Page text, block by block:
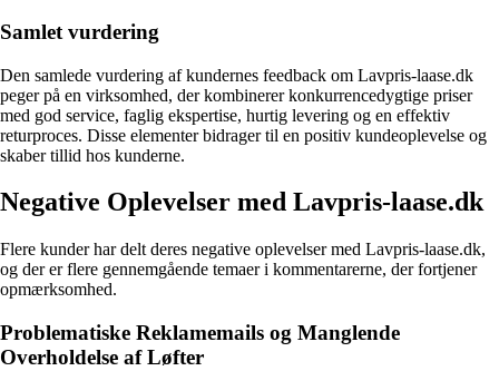
Samlet vurdering
Den samlede vurdering af kundernes feedback om Lavpris-laase.dk
peger på en virksomhed, der kombinerer konkurrencedygtige priser
med god service, faglig ekspertise, hurtig levering og en effektiv
returproces. Disse elementer bidrager til en positiv kundeoplevelse og
skaber tillid hos kunderne.
Negative Oplevelser med Lavpris-laase.dk
Flere kunder har delt deres negative oplevelser med Lavpris-laase.dk,
og der er flere gennemgående temaer i kommentarerne, der fortjener
opmærksomhed.
Problematiske Reklamemails og Manglende
Overholdelse af Løfter